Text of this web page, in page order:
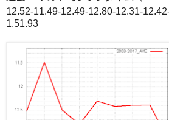
12.52-11.49-12.49-12.80-12.31-
1.51.93